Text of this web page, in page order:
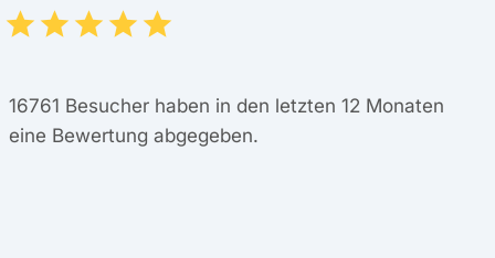
16761 Besucher haben in den letzten 12 Monaten
eine Bewertung abgegeben.